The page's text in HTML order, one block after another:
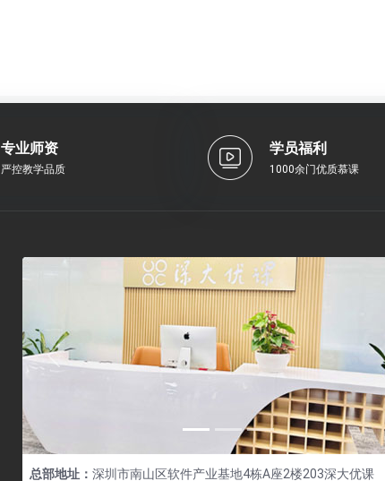
专业师资
严控教学品质
学员福利
1000余门优质慕课
Previous
总部地址： 深圳市南山区软件产业基地4栋A座2楼203深大优课